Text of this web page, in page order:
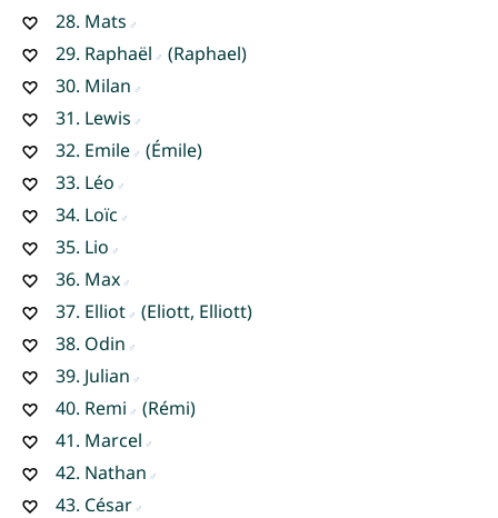
28. Mats
29. Raphaël
(Raphael)
30. Milan
31. Lewis
32. Emile
(Émile)
33. Léo
34. Loïc
35. Lio
36. Max
37. Elliot
(Eliott, Elliott)
38. Odin
39. Julian
40. Remi
(Rémi)
41. Marcel
42. Nathan
43. César